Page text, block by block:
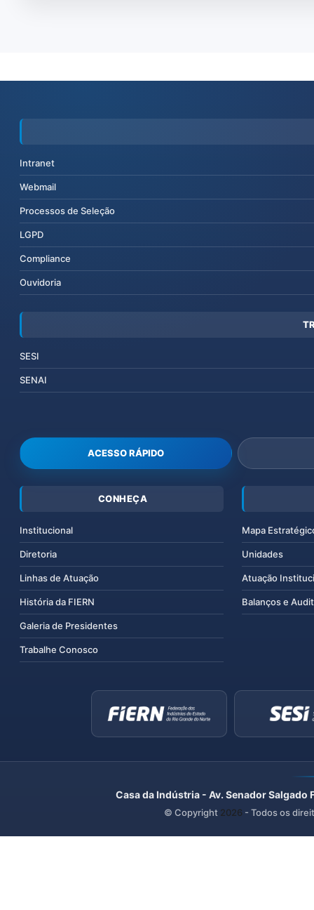
Intranet
Webmail
Processos de Seleção
LGPD
Compliance
Ouvidoria
SESI
SENAI
ACESSO RÁPIDO
CONHEÇA
Institucional
Diretoria
Linhas de Atuação
História da FIERN
Galeria de Presidentes
Trabalhe Conosco
Mapa
Unidades
Atuação
Balanços e
Casa da Indústria - Av. Senador
© Copyright 2026 - Todos os